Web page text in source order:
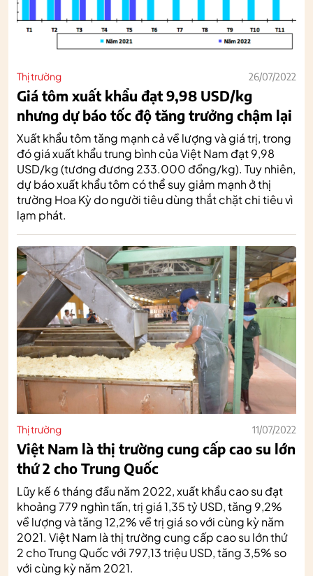
Thị trường 26/07/2022
Giá tôm xuất khẩu đạt 9,98 USD/kg
nhưng dự báo tốc độ tăng trưởng chậm lại
Xuất khẩu tôm tăng mạnh cả về lượng và giá trị, trong
đó giá xuất khẩu trung bình của Việt Nam đạt 9,98
USD/kg (tương đương 233.000 đồng/kg). Tuy nhiên,
dự báo xuất khẩu tôm có thể suy giảm mạnh ở thị
trường Hoa Kỳ do người tiêu dùng thắt chặt chi tiêu vì
lạm phát.
Thị trường 11/07/2022
Việt Nam là thị trường cung cấp cao su lớn
thứ 2 cho Trung Quốc
Lũy kế 6 tháng đầu năm 2022, xuất khẩu cao su đạt
khoảng 779 nghìn tấn, trị giá 1,35 tỷ USD, tăng 9,2%
về lượng và tăng 12,2% về trị giá so với cùng kỳ năm
2021. Việt Nam là thị trường cung cấp cao su lớn thứ
2 cho Trung Quốc với 797,13 triệu USD, tăng 3,5% so
với cùng kỳ năm 2021.